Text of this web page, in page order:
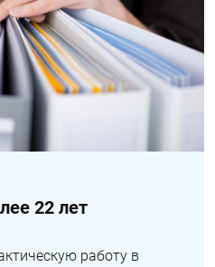
22 лет
работу в